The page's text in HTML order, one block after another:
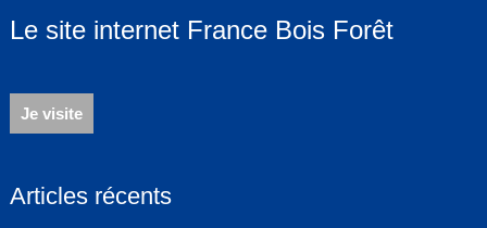
Le site internet France Bois Forêt
Je visite
Articles récents